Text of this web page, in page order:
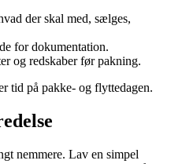
der skal med, sælges,
for dokumentation.
og redskaber før pakning.
tid på pakke- og flyttedagen.
nemmere. Lav en simpel